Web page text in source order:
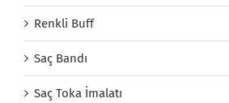
Renkli Buff
Saç Bandı
Saç Toka İmalatı